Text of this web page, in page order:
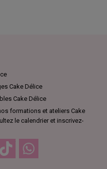
Cake Délice
Cake Délice
formations et ateliers Cake
le calendrier et inscrivez-
TikTok